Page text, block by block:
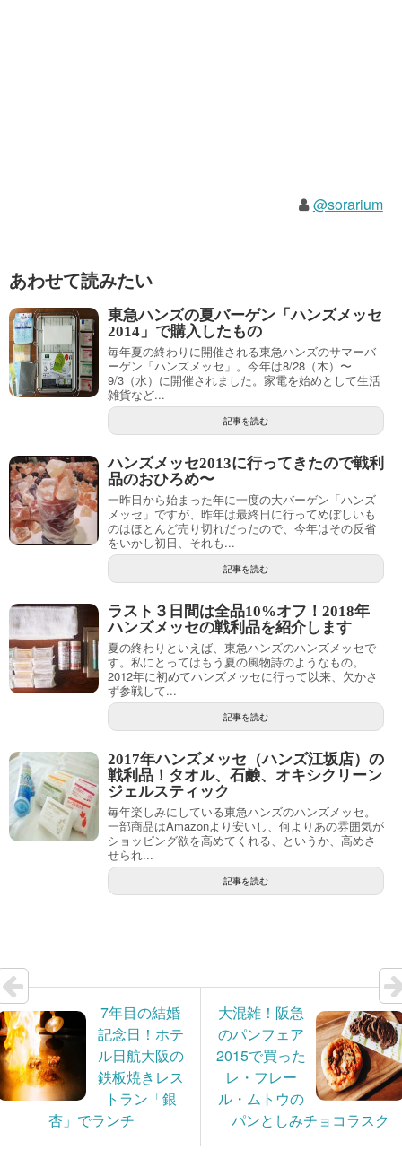
@sorarium
あわせて読みたい
東急ハンズの夏バーゲン「ハンズメッセ
2014」で購入したもの
毎年夏の終わりに開催される東急ハンズのサマーバ
ーゲン「ハンズメッセ」。今年は8/28（木）〜
9/3（水）に開催されました。家電を始めとして生活
雑貨など...
記事を読む
ハンズメッセ2013に行ってきたので戦利
品のおひろめ〜
一昨日から始まった年に一度の大バーゲン「ハンズ
メッセ」ですが、昨年は最終日に行ってめぼしいも
のはほとんど売り切れだったので、今年はその反省
をいかし初日、それも...
記事を読む
ラスト３日間は全品10%オフ！2018年
ハンズメッセの戦利品を紹介します
夏の終わりといえば、東急ハンズのハンズメッセで
す。私にとってはもう夏の風物詩のようなもの。
2012年に初めてハンズメッセに行って以来、欠かさ
ず参戦して...
記事を読む
2017年ハンズメッセ（ハンズ江坂店）の
戦利品！タオル、石鹸、オキシクリーン
ジェルスティック
毎年楽しみにしている東急ハンズのハンズメッセ。
一部商品はAmazonより安いし、何よりあの雰囲気が
ショッピング欲を高めてくれる、というか、高めさ
せられ...
記事を読む
7年目の結婚
記念日！ホテ
ル日航大阪の
鉄板焼きレス
トラン「銀
杏」でランチ
大混雑！阪急
のパンフェア
2015で買った
レ・フレー
ル・ムトウの
パンとしみチョコラスク